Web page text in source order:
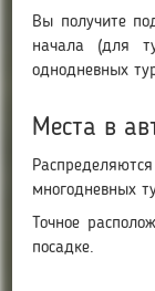
Вы получите
начала (для
однодневных
Места в
многодневных
Точное
посадке.